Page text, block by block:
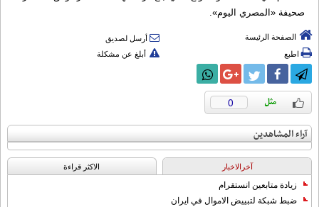
صحيفة «المصري اليوم».
الصفحة الرئيسة
أرسل لصديق
اطبع
أبلغ عن مشكلة
0
آراء المشاهدين
آخرالاخبار الاکثر قراءة
زيادة متابعين انستقرام
ضبط شبكة لتبييض الاموال في ايران